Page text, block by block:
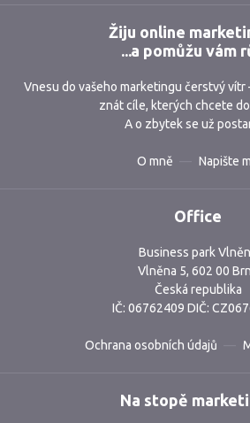
Žiju online
...a pomůžu vám
Vnesu do vašeho marketingu čerstvý vítr
znát cíle, kterých chcete
A o zbytek se už
O mně Napište
Office
Business park
Vlněna 5, 602 00
Česká republika
IČ: 06762409 DIČ:
Ochrana osobních údajů
Na stopě